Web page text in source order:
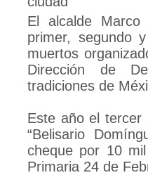
El alcalde
primer, segundo
muertos
Dirección de
tradiciones de
Este año el tercer
“Belisario
cheque por 10
Primaria 24 de